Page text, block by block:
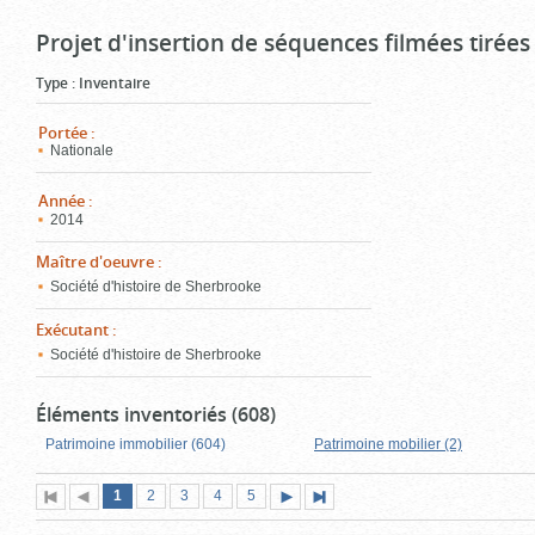
Projet d'insertion de séquences filmées
Type : Inventaire
Portée :
Nationale
Année :
2014
Maître d'oeuvre :
Société d'histoire de Sherbrooke
Exécutant :
Société d'histoire de Sherbrooke
Éléments inventoriés (608)
Patrimoine immobilier (604) Patrimoine mobilier (2)
Première
page
Page
précédente
Page
1 (page
actuelle)
Page
2 Page
3 Page
4 Page
5
suivante
page